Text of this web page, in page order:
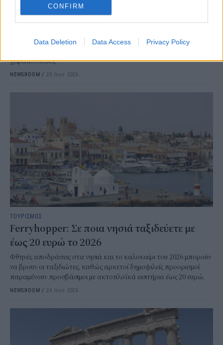
CONFIRM
Data Deletion Data Access Privacy Policy
αλλάζει για τους επιβάτες
Μια σημαντική αλλαγή για εκατομμύρια ταξιδιώτες φέρνει το νέο
αερομεταφορές, βάζοντας στο στόχαστρο τις πρόσθετες
χειραποσκευές.
NEWSROOM / 25 Ιουν 2026
ΤΟΥΡΙΣΜΟΣ
Ferryhopper: Σε ποια νησιά ταξιδεύετε με
έως 20 ευρώ το 2026
Φθηνές αποδράσεις στα νησιά και το καλοκαίρι του 2026 μπορούν
να βρουν οι ταξιδιώτες, καθώς αρκετοί δημοφιλείς προορισμοί
παραμένουν προσβάσιμοι με ακτοπλοϊκά εισιτήρια έως 20 ευρώ.
NEWSROOM / 24 Ιουν 2026